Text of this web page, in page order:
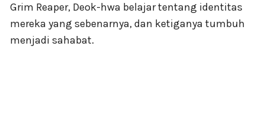
Grim Reaper, Deok-hwa belajar tentang identitas
mereka yang sebenarnya, dan ketiganya tumbuh
menjadi sahabat.